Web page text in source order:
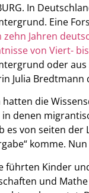
In
Eine
Jahren
von Viert-
oder aus
Julia Bredtmann
die
in denen
es von seiten
komme.
führten Kinder
und